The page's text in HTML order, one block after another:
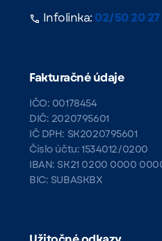
Infolinka: 02/50 20
Fakturačné údaje
IČO: 00178454
DIČ: 2020795601
IČ DPH: SK2020795601
Číslo účtu: 1534012/0200
IBAN: SK21 0200 0000
BIC: SUBASKBX